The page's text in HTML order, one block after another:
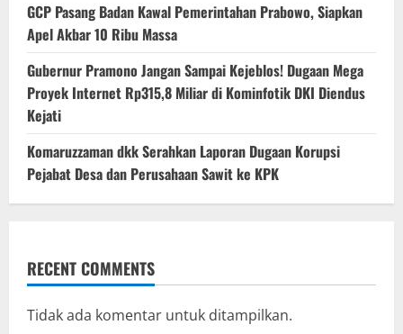
‎GCP Pasang Badan Kawal Pemerintahan Prabowo, Siapkan
Apel Akbar 10 Ribu Massa
Gubernur Pramono Jangan Sampai Kejeblos! Dugaan Mega
Proyek Internet Rp315,8 Miliar di Kominfotik DKI Diendus
Kejati
Komaruzzaman dkk Serahkan Laporan Dugaan Korupsi
Pejabat Desa dan Perusahaan Sawit ke KPK
RECENT COMMENTS
Tidak ada komentar untuk ditampilkan.